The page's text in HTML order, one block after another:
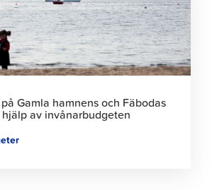
Gamla hamnens och Fäbodas
av invånarbudgeten